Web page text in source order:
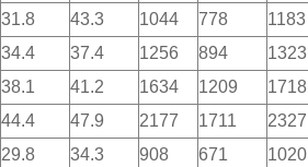
31.8 43.3 1044 778
1183
34.4 37.4 1256 894
1323
38.1 41.2 1634 1209
1718
44.4 47.9 2177 1711
2327
29.8 34.3 908 671
1020